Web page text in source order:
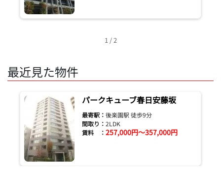
1 / 2
最近見た物件
パークキューブ春日安藤坂
最寄駅： 後楽園駅 徒歩9分
間取り： 2LDK
賃料 ： 257,000円～357,000円